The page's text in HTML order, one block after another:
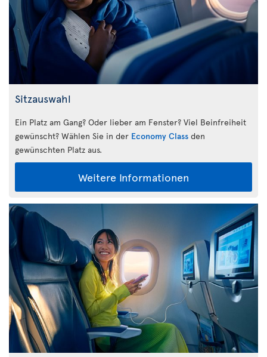
Sitzauswahl
Ein Platz am Gang? Oder lieber am Fenster? Viel Beinfreiheit
gewünscht? Wählen Sie in der Economy Class den
gewünschten Platz aus.
Weitere Informationen